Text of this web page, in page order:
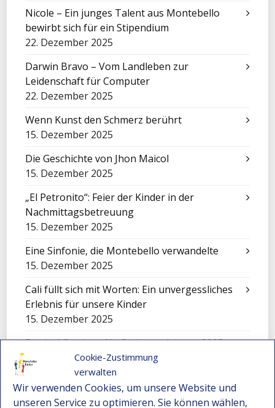
Cookie-Zustimmung
verwalten
Wir verwenden Cookies, um unsere Website und
unseren Service zu optimieren. Sie können wählen,
Nicole – Ein junges Talent aus Montebello
bewirbt sich für ein Stipendium
22. Dezember 2025
Darwin Bravo – Vom Landleben zur
Leidenschaft für Computer
22. Dezember 2025
Wenn Kunst den Schmerz berührt
15. Dezember 2025
Die Geschichte von Jhon Maicol
15. Dezember 2025
„El Petronito“: Feier der Kinder in der
Nachmittagsbetreuung
15. Dezember 2025
Eine Sinfonie, die Montebello verwandelte
15. Dezember 2025
Cali füllt sich mit Worten: Ein unvergessliches
Erlebnis für unsere Kinder
15. Dezember 2025
Festival-Seminar für Orchesterleitung 2025 –
Wo Gemeinschaft und Musik neue Wege
15. Dezember 2025